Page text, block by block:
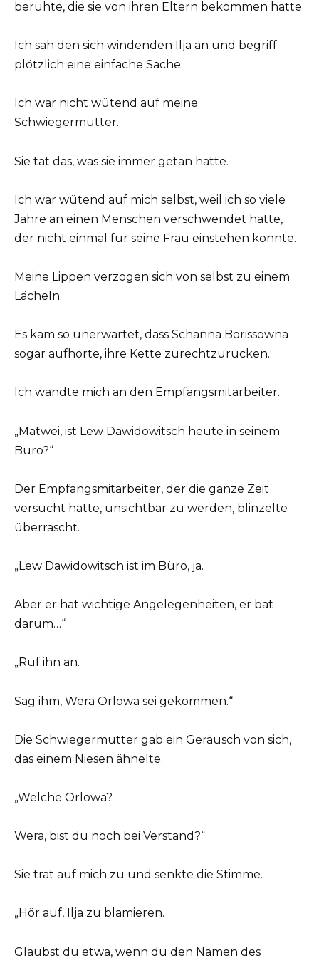
beruhte, die sie von ihren Eltern bekommen hatte.
Ich sah den sich windenden Ilja an und begriff
plötzlich eine einfache Sache.
Ich war nicht wütend auf meine
Schwiegermutter.
Sie tat das, was sie immer getan hatte.
Ich war wütend auf mich selbst, weil ich so viele
Jahre an einen Menschen verschwendet hatte,
der nicht einmal für seine Frau einstehen konnte.
Meine Lippen verzogen sich von selbst zu einem
Lächeln.
Es kam so unerwartet, dass Schanna Borissowna
sogar aufhörte, ihre Kette zurechtzurücken.
Ich wandte mich an den Empfangsmitarbeiter.
„Matwei, ist Lew Dawidowitsch heute in seinem
Büro?“
Der Empfangsmitarbeiter, der die ganze Zeit
versucht hatte, unsichtbar zu werden, blinzelte
überrascht.
„Lew Dawidowitsch ist im Büro, ja.
Aber er hat wichtige Angelegenheiten, er bat
darum…“
„Ruf ihn an.
Sag ihm, Wera Orlowa sei gekommen.“
Die Schwiegermutter gab ein Geräusch von sich,
das einem Niesen ähnelte.
„Welche Orlowa?
Wera, bist du noch bei Verstand?“
Sie trat auf mich zu und senkte die Stimme.
„Hör auf, Ilja zu blamieren.
Glaubst du etwa, wenn du den Namen des